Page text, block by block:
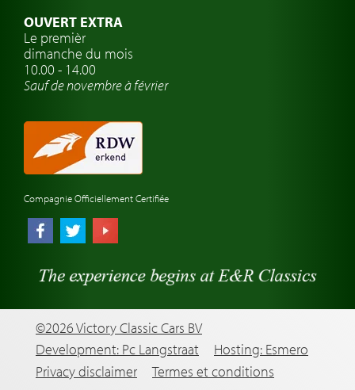
Atelier de voitures anciennes
Montres de marque de voiture
OUVERT EXTRA
Le premièr
dimanche du mois
10.00 - 14.00
Sauf de novembre à février
Compagnie Officiellement Certifiée
©2026 Victory Classic Cars BV
Development: Pc Langstraat
Hosting: Esmero
Privacy disclaimer
Termes et conditions